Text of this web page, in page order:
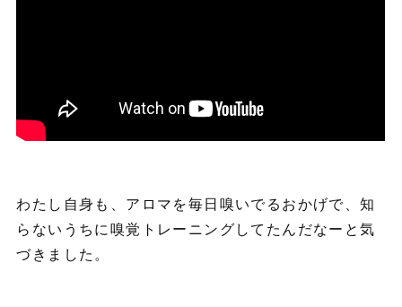
わたし自身も、アロマを毎日嗅いでるおかげで、知
らないうちに嗅覚トレーニングしてたんだなーと気
づきました。